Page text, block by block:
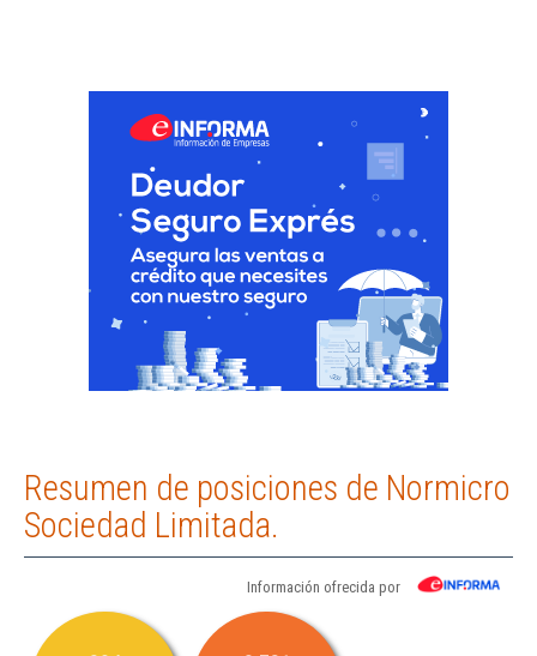
Resumen de posiciones de Normicro
Sociedad Limitada.
Información ofrecida por